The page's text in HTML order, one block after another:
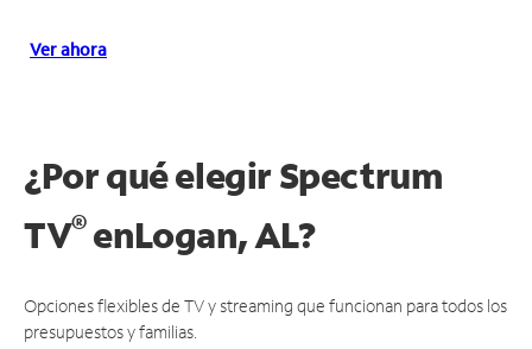
Ver ahora
¿Por qué elegir Spectrum
TV®enLogan, AL?
Opciones flexibles de TV y streaming que funcionan para todos los
presupuestos y familias.